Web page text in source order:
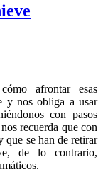
afrontar esas
y nos obliga a usar
con pasos
recuerda que con
que se han de retirar
de lo contrario,